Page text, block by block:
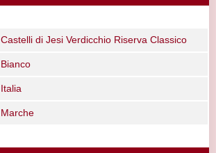
Castelli di Jesi Verdicchio Riserva Classico
Bianco
Italia
Marche